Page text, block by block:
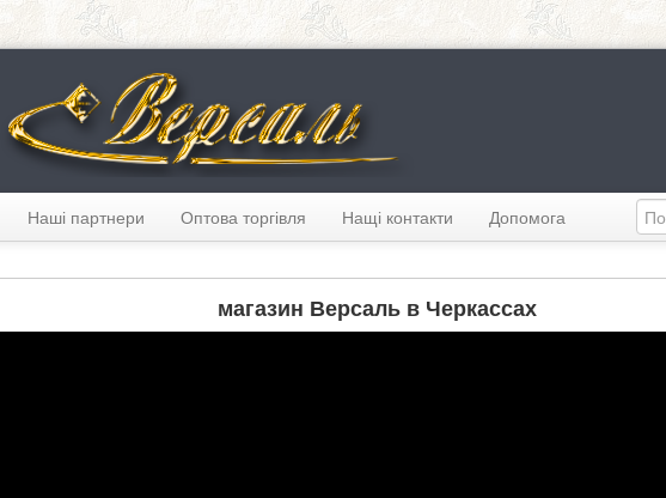
Наші партнери Оптова торгівля Нащі контакти Допомога
магазин Версаль в Черкассах